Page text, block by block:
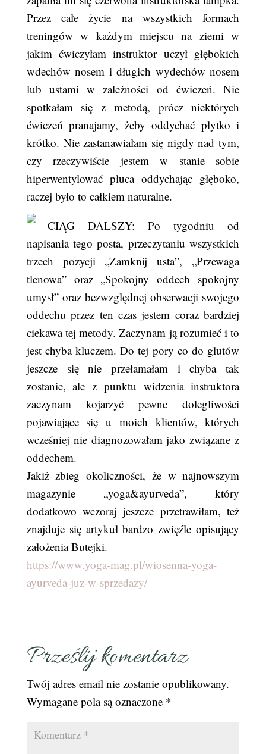
Przez całe życie na wszystkich formach
treningów w każdym miejscu na ziemi w
jakim ćwiczyłam instruktor uczył głębokich
wdechów nosem i długich wydechów nosem
lub ustami w zależności od ćwiczeń. Nie
spotkałam się z metodą, prócz niektórych
ćwiczeń pranajamy, żeby oddychać płytko i
krótko. Nie zastanawiałam się nigdy nad tym,
czy rzeczywiście jestem w stanie sobie
hiperwentylować płuca oddychając głęboko,
raczej było to całkiem naturalne.
CIĄG DALSZY: Po tygodniu od
napisania tego posta, przeczytaniu wszystkich
trzech pozycji „Zamknij usta”, „Przewaga
tlenowa” oraz „Spokojny oddech spokojny
umysł” oraz bezwzględnej obserwacji swojego
oddechu przez ten czas jestem coraz bardziej
ciekawa tej metody. Zaczynam ją rozumieć i to
jest chyba kluczem. Do tej pory co do glutów
jeszcze się nie przełamałam i chyba tak
zostanie, ale z punktu widzenia instruktora
zaczynam kojarzyć pewne dolegliwości
pojawiające się u moich klientów, których
wcześniej nie diagnozowałam jako związane z
oddechem.
Jakiż zbieg okoliczności, że w najnowszym
magazynie „yoga&ayurveda”, który
dodatkowo wczoraj jeszcze przetrawiłam, też
znajduje się artykuł bardzo zwięźle opisujący
założenia Butejki.
https://www.yoga-mag.pl/wiosenna-yoga-
ayurveda-juz-w-sprzedazy/
Prześlij komentarz
Twój adres email nie zostanie opublikowany.
Wymagane pola są oznaczone *